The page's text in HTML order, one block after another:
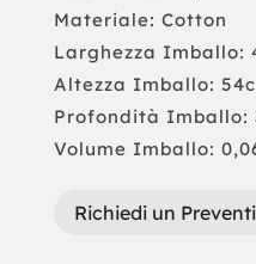
Materiale: Cotton
Larghezza Imballo:
Altezza Imballo:
Profondità Imballo:
Volume Imballo:
Richiedi un